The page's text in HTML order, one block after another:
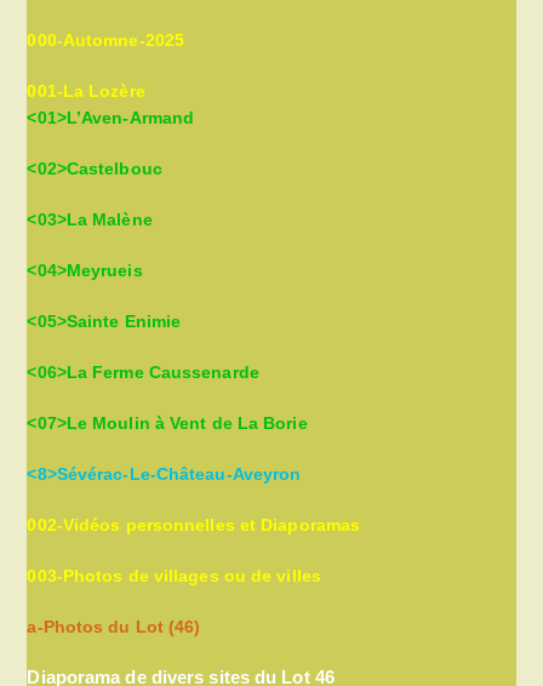
000-Automne-2025
001-La Lozère
<01>L’Aven-Armand
<02>Castelbouc
<03>La Malène
<04>Meyrueis
<05>Sainte Enimie
<06>La Ferme Caussenarde
<07>Le Moulin à Vent de La Borie
<8>Sévérac-Le-Château-Aveyron
002-Vidéos personnelles et Diaporamas
003-Photos de villages ou de villes
a-Photos du Lot (46)
Diaporama de divers sites du Lot 46